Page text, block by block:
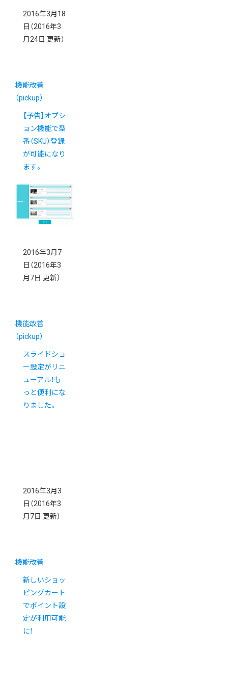
2016年3月18
日 （2016年3
月24日 更新）
機能改善
（pickup）
【予告】オプシ
ョン機能で型
番（SKU）登録
が可能になり
ます。
2016年3月7
日 （2016年3
月7日 更新）
機能改善
（pickup）
スライドショ
ー設定がリニ
ューアル！も
っと便利にな
りました。
2016年3月3
日 （2016年3
月7日 更新）
機能改善
新しいショッ
ピングカート
でポイント設
定が利用可能
に！